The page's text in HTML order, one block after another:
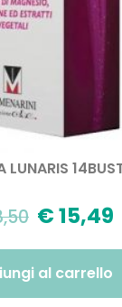
LUNARIS
€15,49
al carrello